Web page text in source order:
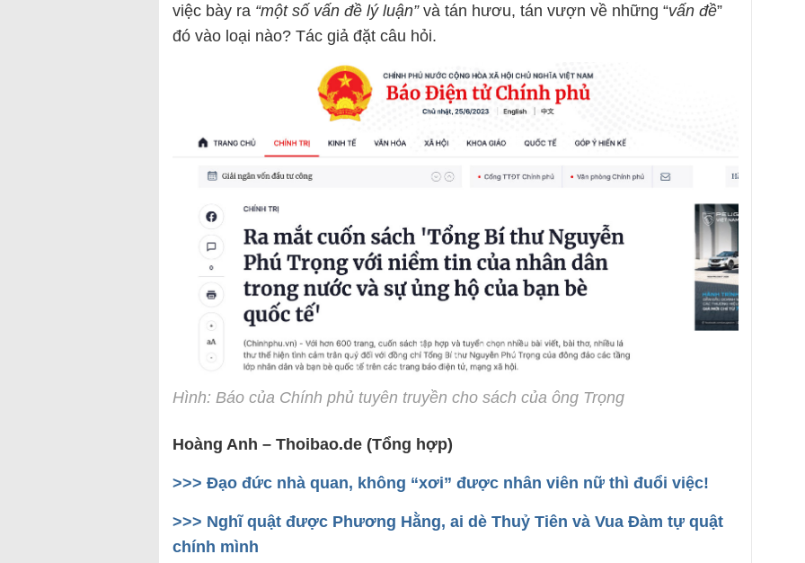
việc bày ra “một số vấn đề lý luận” và tán hươu, tán vượn về những “vấn đề”
đó vào loại nào? Tác giả đặt câu hỏi.
Hình: Báo của Chính phủ tuyên truyền cho sách của ông Trọng
Hoàng Anh – Thoibao.de (Tổng hợp)
>>> Đạo đức nhà quan, không “xơi” được nhân viên nữ thì đuổi việc!
>>> Nghĩ quật được Phương Hằng, ai dè Thuỷ Tiên và Vua Đàm tự quật
chính mình